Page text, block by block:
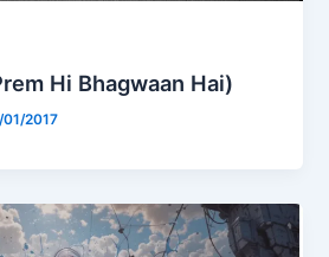
Hi Bhagwaan Hai)
2017